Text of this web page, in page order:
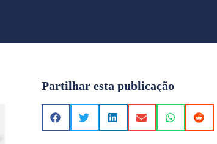
Partilhar esta publicação